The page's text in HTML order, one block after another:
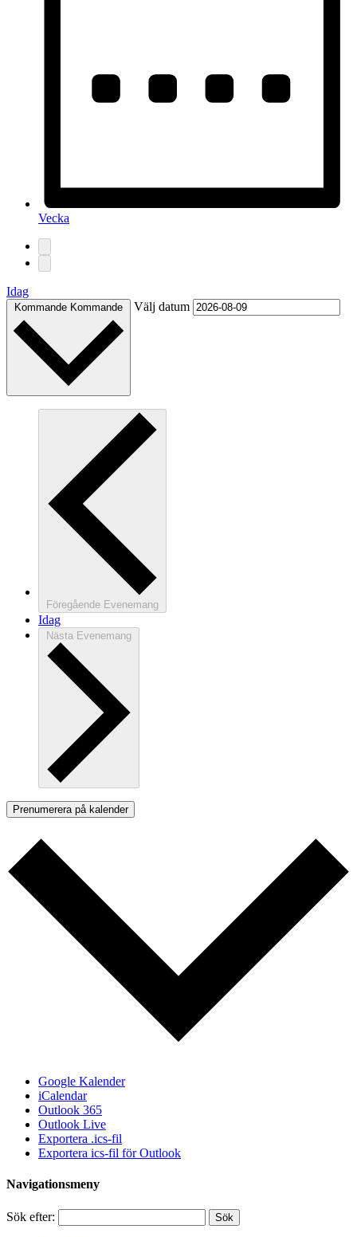
Vecka
Idag
Kommande Kommande Välj datum
Föregående Evenemang
Idag
Nästa Evenemang
Prenumerera på kalender
Google Kalender
iCalendar
Outlook 365
Outlook Live
Exportera .ics-fil
Exportera ics-fil för Outlook
Navigationsmeny
Sök efter: